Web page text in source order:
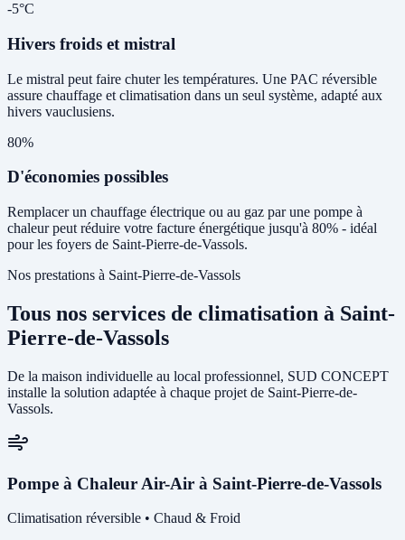
-5°C
Hivers froids et mistral
Le mistral peut faire chuter les températures. Une PAC réversible
assure chauffage et climatisation dans un seul système, adapté aux
hivers vauclusiens.
80%
D'économies possibles
Remplacer un chauffage électrique ou au gaz par une pompe à
chaleur peut réduire votre facture énergétique jusqu'à 80% - idéal
pour les foyers de Saint-Pierre-de-Vassols.
Nos prestations à Saint-Pierre-de-Vassols
Tous nos services de climatisation à Saint-
Pierre-de-Vassols
De la maison individuelle au local professionnel, SUD CONCEPT
installe la solution adaptée à chaque projet de Saint-Pierre-de-
Vassols.
Pompe à Chaleur Air-Air à Saint-Pierre-de-Vassols
Climatisation réversible • Chaud & Froid